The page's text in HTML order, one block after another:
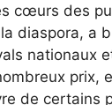
cœurs des
diaspora, a
nationaux
prix,
de certains